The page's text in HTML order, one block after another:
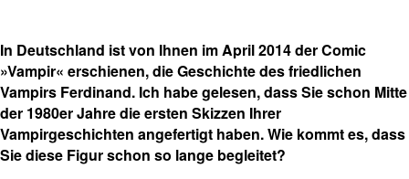
In Deutschland ist von Ihnen im April 2014 der Comic
»Vampir« erschienen, die Geschichte des friedlichen
Vampirs Ferdinand. Ich habe gelesen, dass Sie schon Mitte
der 1980er Jahre die ersten Skizzen Ihrer
Vampirgeschichten angefertigt haben. Wie kommt es, dass
Sie diese Figur schon so lange begleitet?